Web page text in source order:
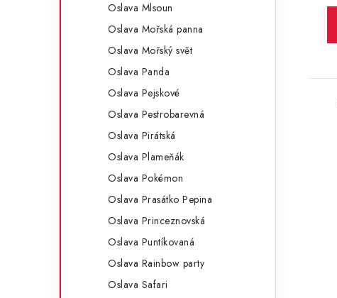
Oslava Mlsoun
Oslava Mořská panna
Oslava Mořský svět
Oslava Panda
Oslava Pejskové
Oslava Pestrobarevná
Oslava Pirátská
Oslava Plameňák
Oslava Pokémon
Oslava Prasátko Pepina
Oslava Princeznovská
Oslava Puntíkovaná
Oslava Rainbow party
Oslava Safari